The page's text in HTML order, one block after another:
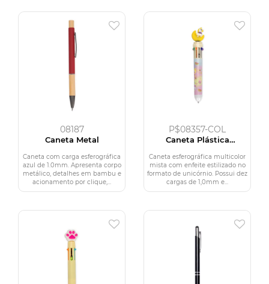
08187
Caneta Metal
Caneta com carga esferográfica
azul de 1.0mm. Apresenta corpo
metálico, detalhes em bambu e
acionamento por clique,...
P$08357-COL
Caneta Plástica
Caneta esferográfica multicolor
mista com enfeite estilizado no
formato de unicórnio. Possui dez
cargas de 1,0mm e...